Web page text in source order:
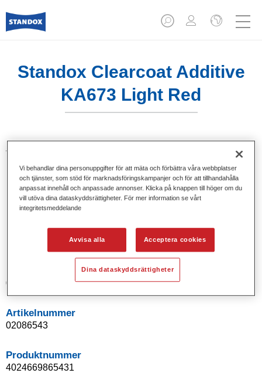
Standox Clearcoat Additive
KA673 Light Red
Tillsats för mixning av klarlack. Ge ljusa och lysande
kulörnyanser vid användning av Standocryl klarlack.
Produktfunktioner
Förpackad i lämpliga 100 ml flaskor.
Finns i olika kulörer.
0.1LT
Artikelnummer
02086543
Produktnummer
4024669865431
Vi behandlar dina personuppgifter för att mäta och förbättra våra webbplatser
och tjänster, som stöd för marknadsföringskampanjer och för att tillhandahålla
anpassat innehåll och anpassade annonser. Klicka på knappen till höger om du
vill utöva dina dataskyddsrättigheter. För mer information se vårt
integritetsmeddelande
Avvisa alla Acceptera cookies
Dina dataskyddsrättigheter